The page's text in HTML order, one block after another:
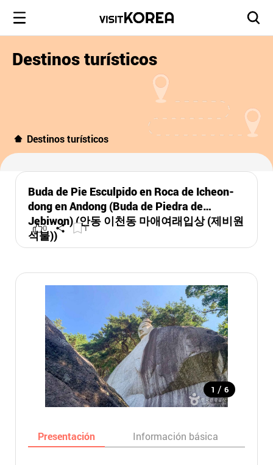
Destinos turísticos
Destinos turísticos
Buda de Pie Esculpido en Roca de Icheon-
dong en Andong (Buda de Piedra de
Jebiwon) (안동 이천동 마애여래입상 (제비원
석불))
0 1
1 / 6
Presentación Información básica